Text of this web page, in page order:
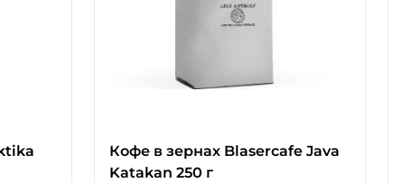
Кофе в зернах Blasercafe Java
Katakan 250 г